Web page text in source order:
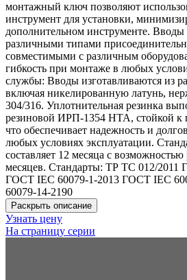
монтажный ключ позволяют
инструмент для установки,
дополнительном инструменте.
различными типами
совместимыми с различным
гибкость при монтаже в любых
службы: Вводы изготавливаются из
включая никелированную латунь,
304/316. Уплотнительная резинка
резиновой ИРП-1354 НТА, стойкой к
что обеспечивает надежность и
любых условиях эксплуатации.
составляет 12 месяца с
месяцев. Стандарты: ТР ТС 012/2011
ГОСТ IEC 60079-1-2013 ГОСТ IEC
60079-14-2190
Раскрыть описание
Узнать цену
На страницу серии